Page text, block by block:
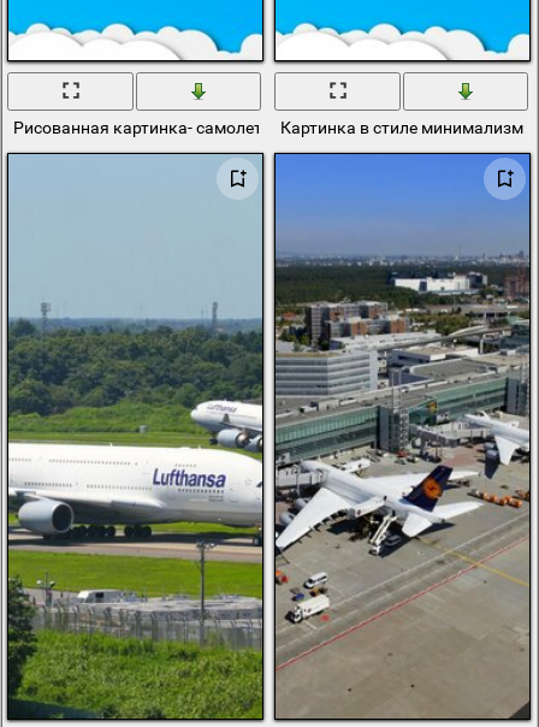
Рисованная картинка- самолет в облакахКартинка в стиле минимализм